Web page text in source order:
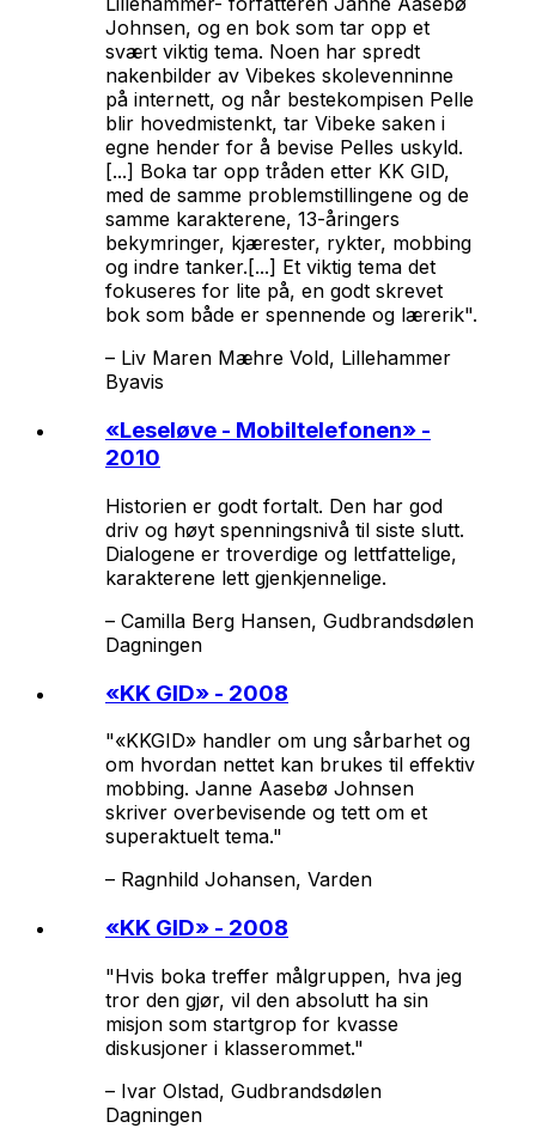
Johnsen, og en bok som tar opp et
svært viktig tema. Noen har spredt
nakenbilder av Vibekes skolevenninne
på internett, og når bestekompisen Pelle
blir hovedmistenkt, tar Vibeke saken i
egne hender for å bevise Pelles uskyld.
[...] Boka tar opp tråden etter KK GID,
med de samme problemstillingene og de
samme karakterene, 13-åringers
bekymringer, kjærester, rykter, mobbing
og indre tanker.[...] Et viktig tema det
fokuseres for lite på, en godt skrevet
bok som både er spennende og lærerik".
– Liv Maren Mæhre Vold, Lillehammer
Byavis
«Leseløve - Mobiltelefonen» -
2010
Historien er godt fortalt. Den har god
driv og høyt spenningsnivå til siste slutt.
Dialogene er troverdige og lettfattelige,
karakterene lett gjenkjennelige.
– Camilla Berg Hansen, Gudbrandsdølen
Dagningen
«KK GID» - 2008
"«KKGID» handler om ung sårbarhet og
om hvordan nettet kan brukes til effektiv
mobbing. Janne Aasebø Johnsen
skriver overbevisende og tett om et
superaktuelt tema."
– Ragnhild Johansen, Varden
«KK GID» - 2008
"Hvis boka treffer målgruppen, hva jeg
tror den gjør, vil den absolutt ha sin
misjon som startgrop for kvasse
diskusjoner i klasserommet."
– Ivar Olstad, Gudbrandsdølen
Dagningen